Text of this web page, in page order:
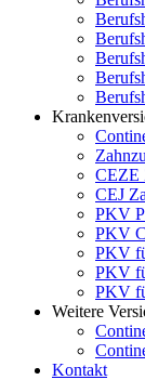
CEZE
CEJ
PKV
PKV
PKV
PKV
PKV
Weitere
Kontakt